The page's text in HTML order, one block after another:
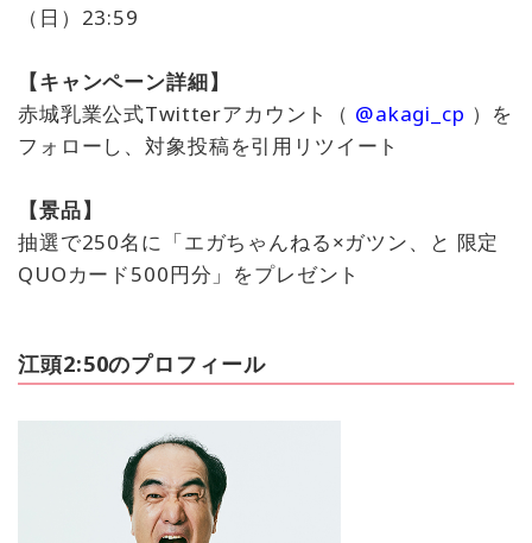
（日）23:59
【キャンペーン詳細】
赤城乳業公式Twitterアカウント（ @akagi_cp ）を
フォローし、対象投稿を引用リツイート
【景品】
抽選で250名に「エガちゃんねる×ガツン、と ​限定
QUOカード500円分」をプレゼント
江頭2:50のプロフィール